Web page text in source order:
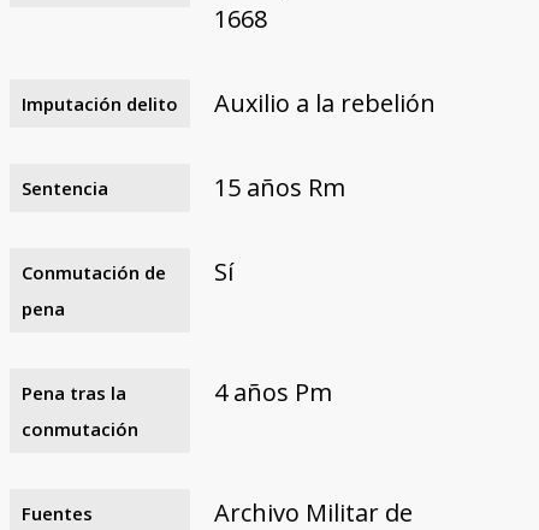
1668
Imputación delito Auxilio a la rebelión
Sentencia 15 años Rm
Conmutación de
pena
Sí
Pena tras la
conmutación
4 años Pm
Fuentes
Archivo Militar de